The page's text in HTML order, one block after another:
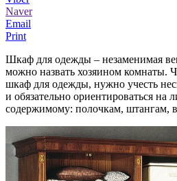
Naver
Email
Print
Шкаф для одежды – незаменимая
можно назвать хозяином комнаты.
шкаф для одежды, нужно учесть
и обязательно ориентироваться на
содержимому: полочкам,